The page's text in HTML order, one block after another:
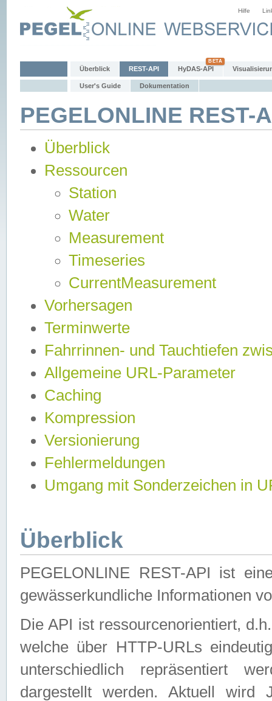
Hilfe
Überblick REST-API HyDAS-API
User's Guide Dokumentation
PEGELONLINE
Überblick
Ressourcen
Station
Water
Measurement
Timeseries
CurrentMeasurement
Vorhersagen
Terminwerte
Fahrrinnen- und Tauchtiefen
Allgemeine URL-Parameter
Caching
Kompression
Versionierung
Fehlermeldungen
Umgang mit Sonderzeichen in
Überblick
PEGELONLINE REST-API ist
gewässerkundliche Informationen
Die API ist ressourcenorientiert,
welche über HTTP-URLs
unterschiedlich repräsentiert
dargestellt werden. Aktuell wird